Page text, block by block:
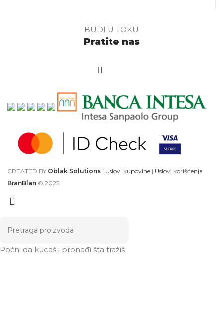
BUDI U TOKU
Pratite nas
CREATED BY Oblak Solutions | Uslovi kupovine | Uslovi korišćenja
BranBlan © 2025
Počni da kucaš i pronađi šta tražiš